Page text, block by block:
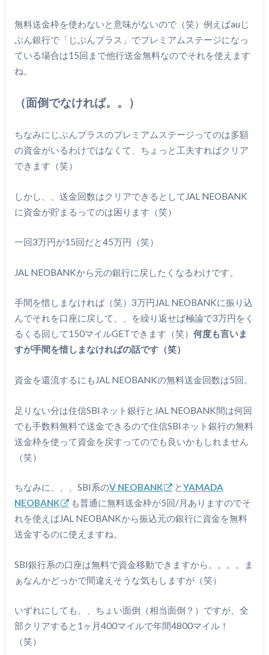
無料送金枠を使わないと意味がないので（笑）例えばauじ
ぶん銀行で「じぶんプラス」でプレミアムステージになっ
ている場合は15回まで他行送金無料なのでそれを使えます
ね。
（面倒でなければ。。）
ちなみにじぶんプラスのプレミアムステージってのは多額
の資金がいるわけではなくて、ちょっと工夫すればクリア
できます（笑）
しかし、、送金回数はクリアできるとしてJAL NEOBANK
に資金が貯まるってのは困ります（笑）
一回3万円が15回だと45万円（笑）
JAL NEOBANKから元の銀行に戻したくなるわけです。
手間を惜しまなければ（笑）3万円JAL NEOBANKに振り込
んでそれを口座に戻して、、を繰り返せば極論で3万円をく
るくる回して150マイルGETできます（笑） 何度も言いま
すが手間を惜しまなければの話です（笑）
資金を還流するにもJAL NEOBANKの無料送金回数は5回。
足りない分は住信SBIネット銀行とJAL NEOBANK間は何回
でも手数料無料で送金できるので住信SBIネット銀行の無料
送金枠を使って資金を戻すってのでも良いかもしれません
（笑）
ちなみに、、、SBI系のV NEOBANK とYAMADA
NEOBANK
も普通に無料送金枠が5回/月ありますのでそ
れを使えばJAL NEOBANKから振込元の銀行に資金を無料
送金するのに使えますね。
SBI銀行系の口座は無料で資金移動できますから。。。。ま
ぁなんかどっかで間違えそうな気もしますが（笑）
いずれにしても、、ちょい面倒（相当面倒？）ですが、全
部クリアすると1ヶ月400マイルで年間4800マイル！
（笑）